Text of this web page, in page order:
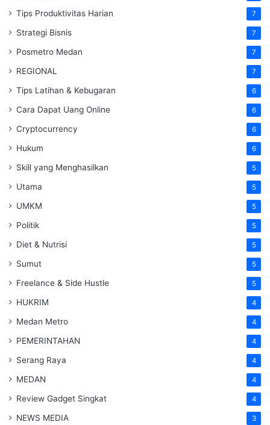
Tips Produktivitas Harian 7
Strategi Bisnis 7
Posmetro Medan 7
REGIONAL 7
Tips Latihan & Kebugaran 6
Cara Dapat Uang Online 6
Cryptocurrency 6
Hukum 6
Skill yang Menghasilkan 5
Utama 5
UMKM 5
Politik 5
Diet & Nutrisi 5
Sumut 5
Freelance & Side Hustle 5
HUKRIM 4
Medan Metro 4
PEMERINTAHAN 4
Serang Raya 4
MEDAN 4
Review Gadget Singkat 4
NEWS MEDIA 3